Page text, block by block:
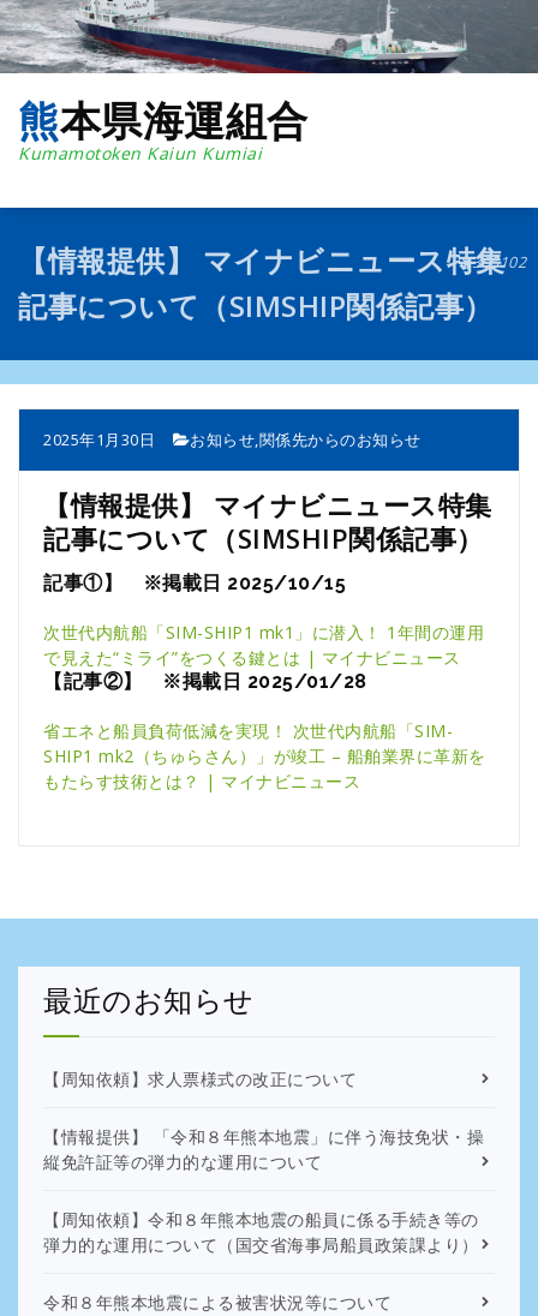
コ
ン
テ
ッ
熊本県海運組合
Kumamotoken Kaiun Kumiai
395102
【情報提供】 マイナビニュース特集
記事について（SIMSHIP関係記事）
2025年1月30日 お知らせ,関係先からのお知らせ
【情報提供】 マイナビニュース特集
記事について（SIMSHIP関係記事）
記事①】 ※掲載日 2025/10/15
次世代内航船「SIM-SHIP1 mk1」に潜入！ 1年間の運用
で見えた“ミライ”をつくる鍵とは | マイナビニュース
【記事②】
※掲載日 2025/01/28
省エネと船員負荷低減を実現！ 次世代内航船「SIM-
SHIP1 mk2（ちゅらさん）」が竣工 – 船舶業界に革新を
もたらす技術とは？ | マイナビニュース
最近のお知らせ
【周知依頼】求人票様式の改正について
【情報提供】 「令和８年熊本地震」に伴う海技免状・操
縦免許証等の弾力的な運用について
【周知依頼】令和８年熊本地震の船員に係る手続き等の
弾力的な運用について（国交省海事局船員政策課より）
令和８年熊本地震による被害状況等について